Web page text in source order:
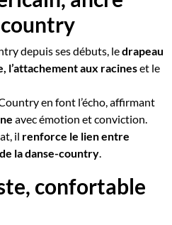
depuis ses débuts, ledrapeau
l’attachement aux racineset le
en font l’écho, affirmant
avec émotion et conviction.
il renforce le lien entre
la danse-country.
confortable